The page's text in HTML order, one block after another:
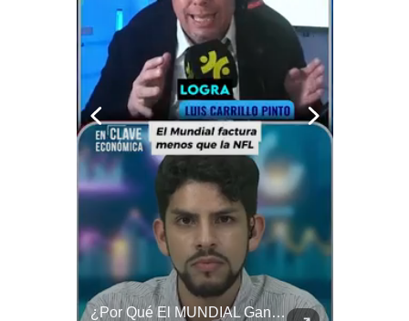
Condiciones
Frecuentes
¿Por Qué El MUNDIAL Gana Menos Que La NFL? | #EnClaveEconómica